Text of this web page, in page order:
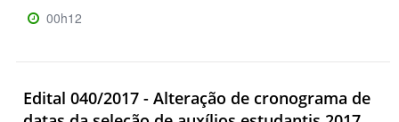
00h12
Edital 040/2017 - Alteração de cronograma de